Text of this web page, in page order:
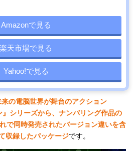
Amazonで見る
楽天市場で見る
Yahoo!で見る
来の電脳世界が舞台のアクション
シリーズから、ナンバリング作品の
で同時発売されたバージョン違いを含
収録したパッケージです。